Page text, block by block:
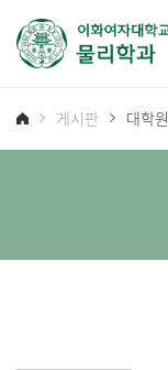
게시판 대학